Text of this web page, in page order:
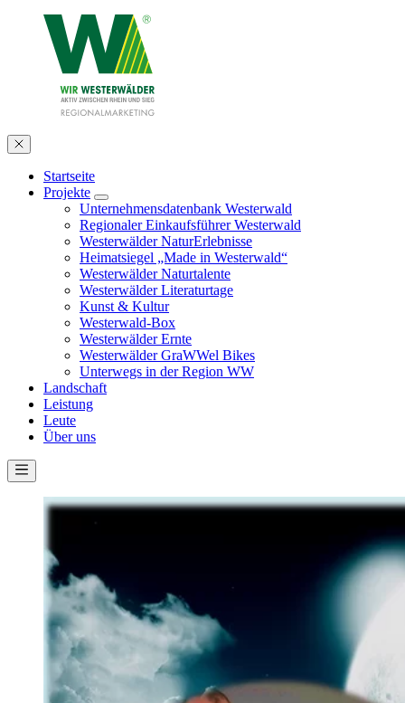
Startseite
Projekte
Unternehmensdatenbank Westerwald
Regionaler Einkaufsführer Westerwald
Westerwälder NaturErlebnisse
Heimatsiegel „Made in Westerwald“
Westerwälder Naturtalente
Westerwälder Literaturtage
Kunst & Kultur
Westerwald-Box
Westerwälder Ernte
Westerwälder GraWWel Bikes
Unterwegs in der Region WW
Landschaft
Leistung
Leute
Über uns